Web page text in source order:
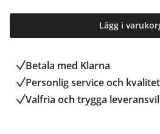
Lägg i
Betala med Klarna
Personlig service och
Valfria och trygga